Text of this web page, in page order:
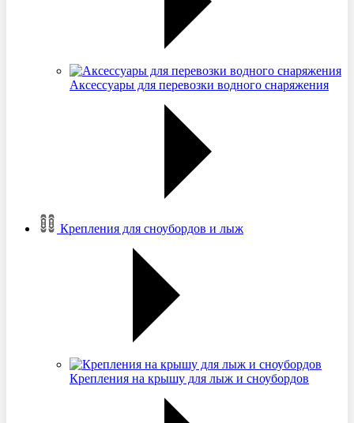
Аксессуары для перевозки водного снаряжения
Крепления для сноубордов и лыж
Крепления на крышу для лыж и сноубордов